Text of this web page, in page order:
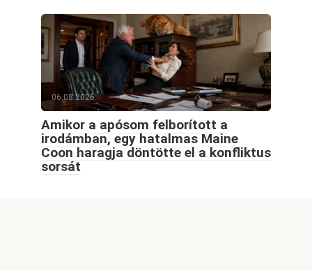
06.08.2026
Amikor a apósom felborított a
irodámban, egy hatalmas Maine
Coon haragja döntötte el a konfliktus
sorsát